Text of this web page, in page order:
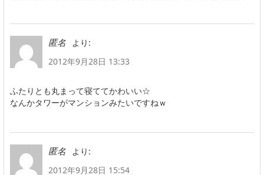
匿名
より:
2012年9月28日 13:33
ふたりとも丸まって寝ててかわいい☆
なんかタワーがマンションみたいですねｗ
匿名
より:
2012年9月28日 15:54